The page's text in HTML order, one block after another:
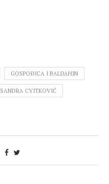
GOSPOĐICA I BALDAHIN
SANDRA CVITKOVIĆ